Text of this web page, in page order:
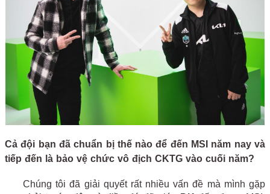
Cả đội bạn đã chuẩn bị thế nào để đến MSI năm nay và
tiếp đến là bảo vệ chức vô địch CKTG vào cuối năm?
Chúng tôi đã giải quyết rất nhiều vấn đề mà mình gặp